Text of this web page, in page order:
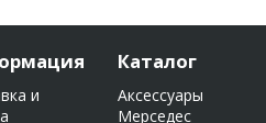
и
Каталог
Аксессуары
Мерседес